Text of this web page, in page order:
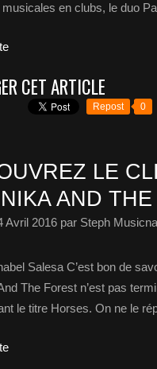
en clubs, le duo
CET ARTICLE
Repost 0
LE
AND
Avril 2016 par Steph
Salesa C’est bon de
The Forest n’est pas
le titre Horses. On ne le